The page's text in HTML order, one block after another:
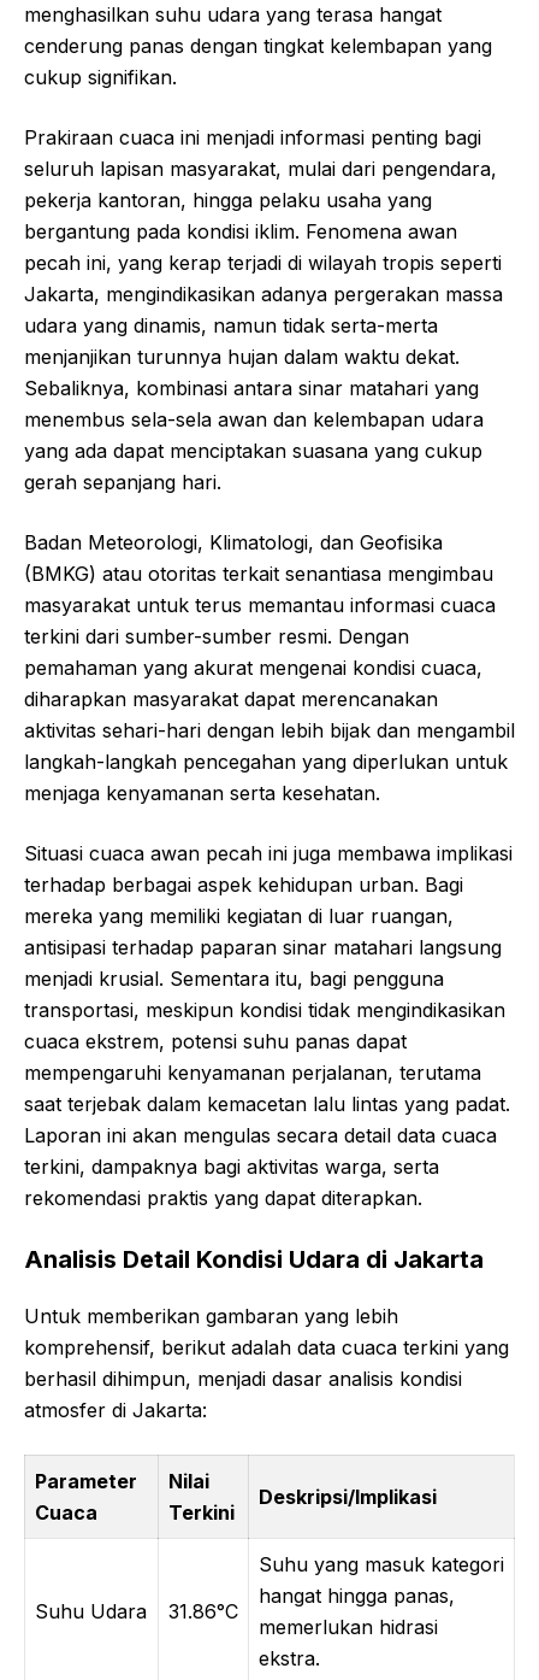
menghasilkan suhu udara yang terasa hangat
cenderung panas dengan tingkat kelembapan yang
cukup signifikan.
Prakiraan cuaca ini menjadi informasi penting bagi
seluruh lapisan masyarakat, mulai dari pengendara,
pekerja kantoran, hingga pelaku usaha yang
bergantung pada kondisi iklim. Fenomena awan
pecah ini, yang kerap terjadi di wilayah tropis seperti
Jakarta, mengindikasikan adanya pergerakan massa
udara yang dinamis, namun tidak serta-merta
menjanjikan turunnya hujan dalam waktu dekat.
Sebaliknya, kombinasi antara sinar matahari yang
menembus sela-sela awan dan kelembapan udara
yang ada dapat menciptakan suasana yang cukup
gerah sepanjang hari.
Badan Meteorologi, Klimatologi, dan Geofisika
(BMKG) atau otoritas terkait senantiasa mengimbau
masyarakat untuk terus memantau informasi cuaca
terkini dari sumber-sumber resmi. Dengan
pemahaman yang akurat mengenai kondisi cuaca,
diharapkan masyarakat dapat merencanakan
aktivitas sehari-hari dengan lebih bijak dan mengambil
langkah-langkah pencegahan yang diperlukan untuk
menjaga kenyamanan serta kesehatan.
Situasi cuaca awan pecah ini juga membawa implikasi
terhadap berbagai aspek kehidupan urban. Bagi
mereka yang memiliki kegiatan di luar ruangan,
antisipasi terhadap paparan sinar matahari langsung
menjadi krusial. Sementara itu, bagi pengguna
transportasi, meskipun kondisi tidak mengindikasikan
cuaca ekstrem, potensi suhu panas dapat
mempengaruhi kenyamanan perjalanan, terutama
saat terjebak dalam kemacetan lalu lintas yang padat.
Laporan ini akan mengulas secara detail data cuaca
terkini, dampaknya bagi aktivitas warga, serta
rekomendasi praktis yang dapat diterapkan.
Analisis Detail Kondisi Udara di Jakarta
Untuk memberikan gambaran yang lebih
komprehensif, berikut adalah data cuaca terkini yang
berhasil dihimpun, menjadi dasar analisis kondisi
atmosfer di Jakarta:
Parameter
Cuaca
Nilai
Terkini
Deskripsi/Implikasi
Suhu Udara 31.86°C
Suhu yang masuk kategori
hangat hingga panas,
memerlukan hidrasi
ekstra.